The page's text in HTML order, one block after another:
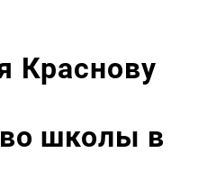
Краснову
школы в